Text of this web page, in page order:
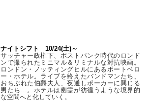
ナイトシフト 10/24(土)～
サッチャー政権下、ポストパンク時代のロンド
ンで撮られたミニマル＆リミナルな対抗映画。
ロンドン・ノッティングヒルにあるポートベロ
ー・ホテル。ライブを終えたバンドマンたち、
おちぶれた伯爵夫人、夜通しポーカーに興じる
男たち…。ホテルは幽霊が彷徨うような境界的
な空間へと化していく。